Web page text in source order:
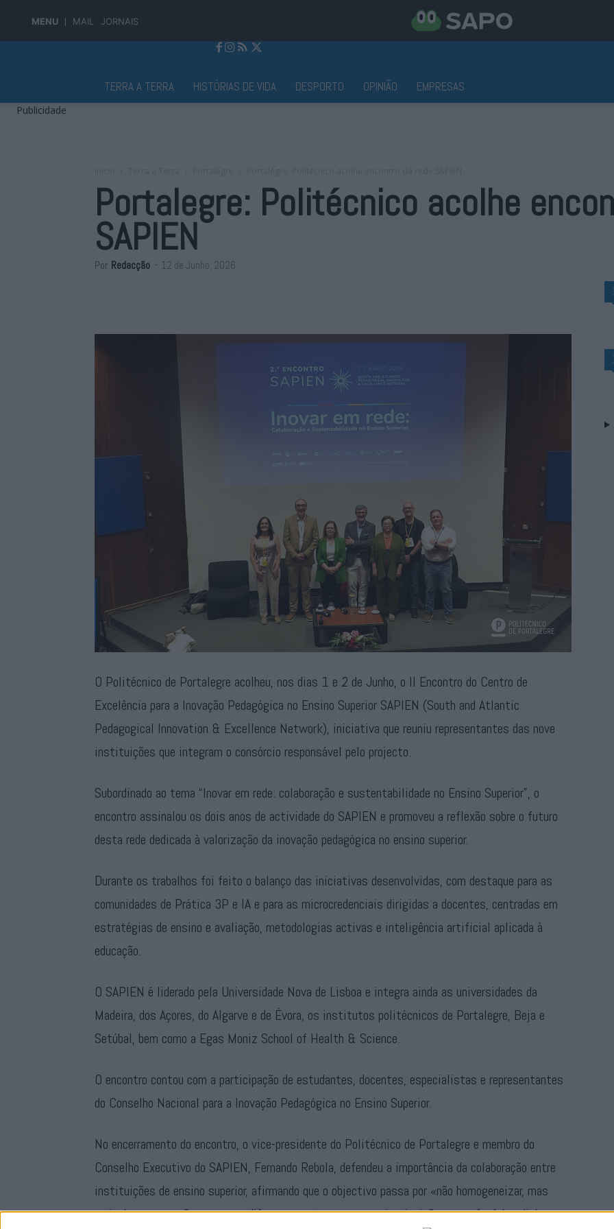
MENU MAIL JORNAIS
TERRA A TERRA HISTÓRIAS DE VIDA DESPORTO OPINIÃO EMPRESAS
Publicidade
Portalegre: Politécnico acolhe
SAPIEN
Por Redacção - 12 de Junho, 2026
O Politécnico de Portalegre acolheu, nos dias 1 e 2 de Junho, o II Encontro do Centro de
Excelência para a Inovação Pedagógica no Ensino Superior SAPIEN (South and Atlantic
Pedagogical Innovation & Excellence Network), iniciativa que reuniu representantes das nove
instituições que integram o consórcio responsável pelo projecto.
Subordinado ao tema “Inovar em rede: colaboração e sustentabilidade no Ensino Superior”, o
encontro assinalou os dois anos de actividade do SAPIEN e promoveu a reflexão sobre o futuro
desta rede dedicada à valorização da inovação pedagógica no ensino superior.
Durante os trabalhos foi feito o balanço das iniciativas desenvolvidas, com destaque para as
comunidades de Prática 3P e IA e para as microcredenciais dirigidas a docentes, centradas em
estratégias de ensino e avaliação, metodologias activas e inteligência artificial aplicada à
educação.
O SAPIEN é liderado pela Universidade Nova de Lisboa e integra ainda as universidades da
Madeira, dos Açores, do Algarve e de Évora, os institutos politécnicos de Portalegre, Beja e
Setúbal, bem como a Egas Moniz School of Health & Science.
O encontro contou com a participação de estudantes, docentes, especialistas e representantes
do Conselho Nacional para a Inovação Pedagógica no Ensino Superior.
No encerramento do encontro, o vice-presidente do Politécnico de Portalegre e membro do
Conselho Executivo do SAPIEN, Fernando Rebola, defendeu a importância da colaboração entre
instituições de ensino superior, afirmando que o objectivo passa por «não homogeneizar, mas
articular» e por «não apagar as diferenças entre as nossas instituições, mas fazê-las dialogar».